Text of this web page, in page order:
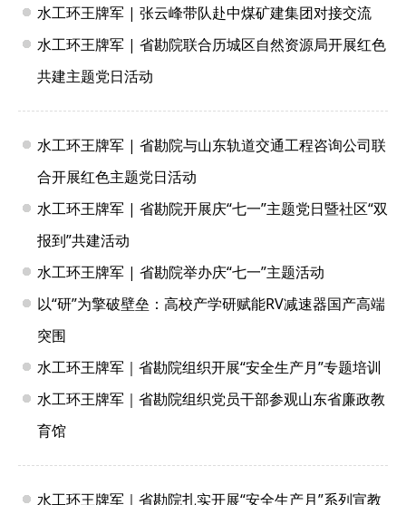
水工环王牌军 | 张云峰带队赴中煤矿建集团对接交流
水工环王牌军 | 省勘院联合历城区自然资源局开展红色
共建主题党日活动
水工环王牌军 | 省勘院与山东轨道交通工程咨询公司联
合开展红色主题党日活动
水工环王牌军 | 省勘院开展庆“七一”主题党日暨社区“双
报到”共建活动
水工环王牌军 | 省勘院举办庆“七一”主题活动
以“研”为擎破壁垒：高校产学研赋能RV减速器国产高端
突围
水工环王牌军｜省勘院组织开展“安全生产月”专题培训
水工环王牌军｜省勘院组织党员干部参观山东省廉政教
育馆
水工环王牌军｜省勘院扎实开展“安全生产月”系列宣教